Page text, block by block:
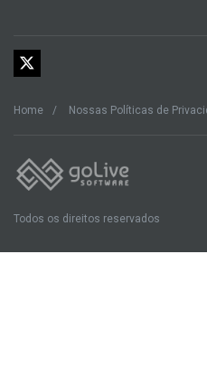
Home Nossas Políticas de
Todos os direitos reservados